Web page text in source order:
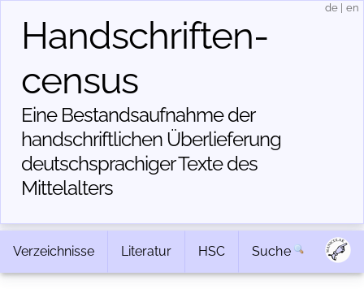
Handschriften­
census
Eine Bestandsaufnahme der
handschriftlichen Über­lieferung
deutschsprachiger Texte des
Mittelalters
de en
Verzeichnisse Literatur HSC Suche